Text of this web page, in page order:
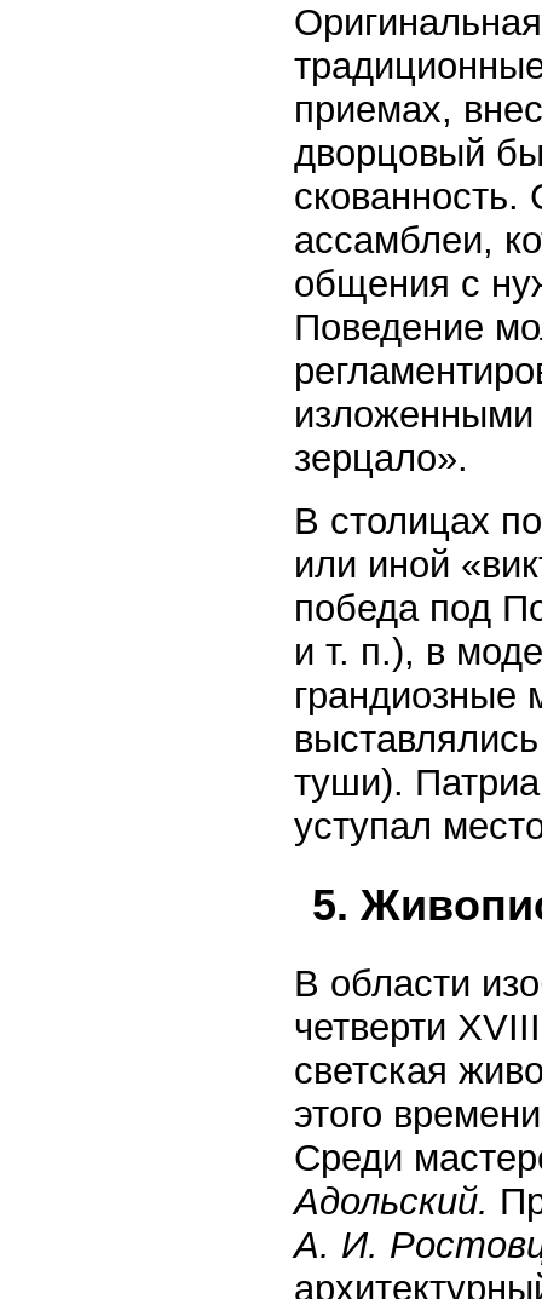
приемах,
дворцовый
ассамблеи,
общения с
Поведение
изложенными
зерцало».
В столицах
или иной
победа под
и т. п.), в
туши).
уступал
5.
В области
четверти
светская
этого
Среди
Адольский.
А. И.